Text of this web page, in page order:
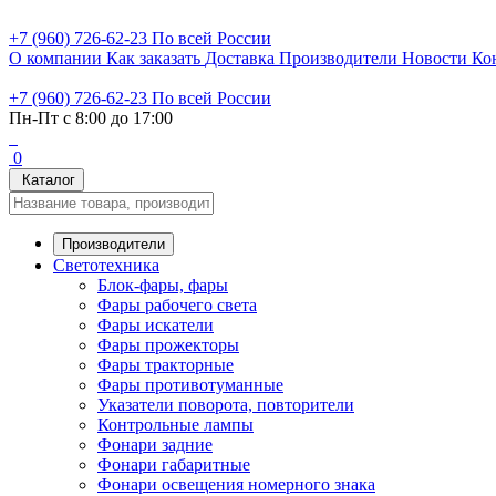
+7 (960) 726-62-23 По всей России
О компании Как заказать Доставка Производители Новости
+7 (960) 726-62-23 По всей России
Пн-Пт с 8:00 до 17:00
0
Каталог
Производители
Светотехника
Блок-фары, фары
Фары рабочего света
Фары искатели
Фары прожекторы
Фары тракторные
Фары противотуманные
Указатели поворота, повторители
Контрольные лампы
Фонари задние
Фонари габаритные
Фонари освещения номерного знака